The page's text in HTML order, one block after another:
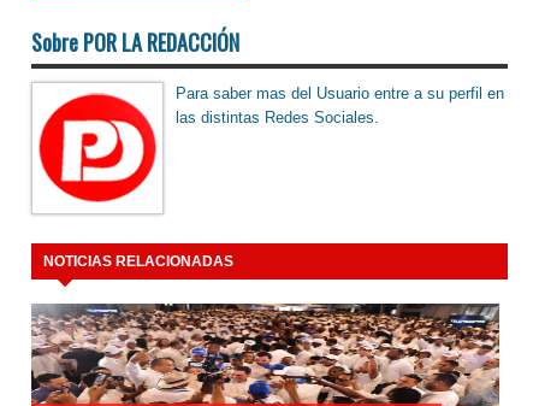
Sobre POR LA REDACCIÓN
Para saber mas del Usuario entre a su perfil en
las distintas Redes Sociales.
NOTICIAS RELACIONADAS